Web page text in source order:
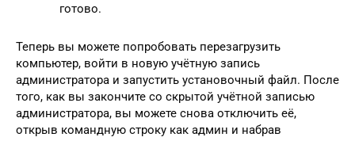
готово.
Теперь вы можете попробовать перезагрузить
компьютер, войти в новую учётную запись
администратора и запустить установочный файл. После
того, как вы закончите со скрытой учётной записью
администратора, вы можете снова отключить её,
открыв командную строку как админ и набрав